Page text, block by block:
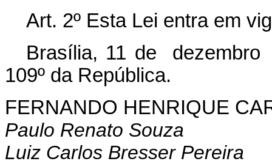
Art. 2º Esta Lei entra em
Brasília, 11 de dezembro
109º da República.
FERNANDO HENRIQUE
Paulo Renato Souza
Luiz Carlos Bresser Pereira